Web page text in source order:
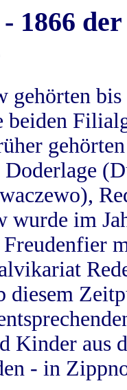
- 1866
gehörten
im
Freudenfier
diesem
Kinder aus
- in